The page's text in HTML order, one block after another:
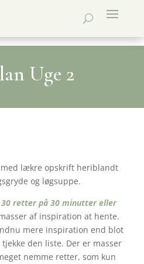
Uge 2
lækre opskrift heriblandt
og løgsuppe.
30 retter på 30 minutter eller
af inspiration at hente.
mere inspiration end blot
den liste. Der er masser
nemme retter, som kun